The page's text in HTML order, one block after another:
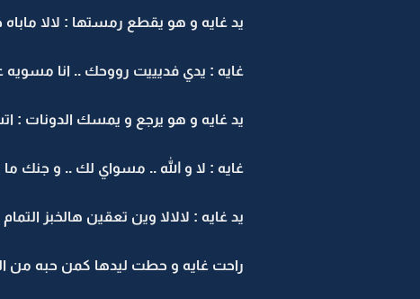
يد غايه و هو يقطع رمستها : لالا ماباه
غايه : يدي فديييت رووحك .. انا
يد غايه و هو يرجع و يمسك الدونات :
غايه : لا و الله .. مسواي لك .. و جنك
يد غايه : لالالا وين تعقين هالخبز
راحت غايه و حطت ليدها كمن حبه من